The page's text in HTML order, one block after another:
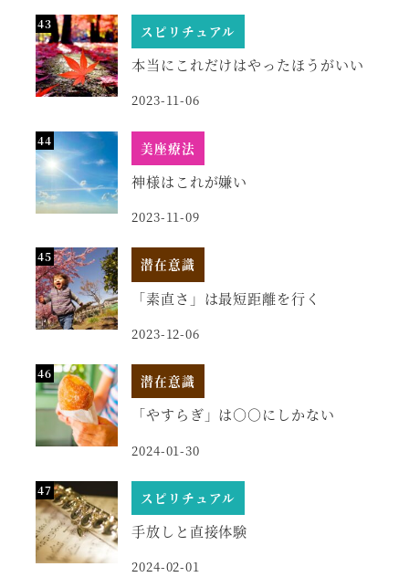
スピリチュアル
本当にこれだけはやったほうがいい
2023-11-06
美座療法
神様はこれが嫌い
2023-11-09
潜在意識
「素直さ」は最短距離を行く
2023-12-06
潜在意識
「やすらぎ」は○○にしかない
2024-01-30
スピリチュアル
手放しと直接体験
2024-02-01